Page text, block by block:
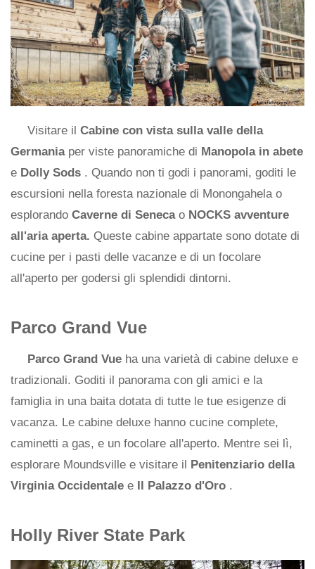
Visitare il Cabine con vista sulla valle della
Germania per viste panoramiche di Manopola in abete
e Dolly Sods . Quando non ti godi i panorami, goditi le
escursioni nella foresta nazionale di Monongahela o
esplorando Caverne di Seneca o NOCKS avventure
all'aria aperta. Queste cabine appartate sono dotate di
cucine per i pasti delle vacanze e di un focolare
all'aperto per godersi gli splendidi dintorni.
Parco Grand Vue
Parco Grand Vue ha una varietà di cabine deluxe e
tradizionali. Goditi il ​​panorama con gli amici e la
famiglia in una baita dotata di tutte le tue esigenze di
vacanza. Le cabine deluxe hanno cucine complete,
caminetti a gas, e un focolare all'aperto. Mentre sei lì,
esplorare Moundsville e visitare il Penitenziario della
Virginia Occidentale e Il Palazzo d'Oro .
Holly River State Park